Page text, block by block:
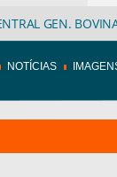
GEN.
NOTÍCIAS